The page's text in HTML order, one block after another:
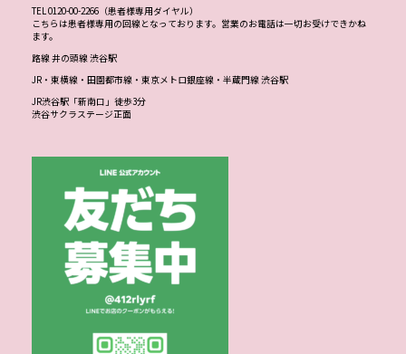
TEL 0120-00-2266（患者様専用ダイヤル）
こちらは患者様専用の回線となっております。営業のお電話は一切お受けできかね
ます。
路線 井の頭線 渋谷駅
JR・東横線・田園都市線・東京メトロ銀座線・半蔵門線 渋谷駅
JR渋谷駅「新南口」徒歩3分
渋谷サクラステージ正面